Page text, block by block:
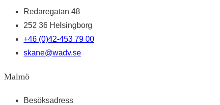
Redaregatan 48
252 36 Helsingborg
+46 (0)42-453 79 00
skane@wadv.se
Malmö
Besöksadress